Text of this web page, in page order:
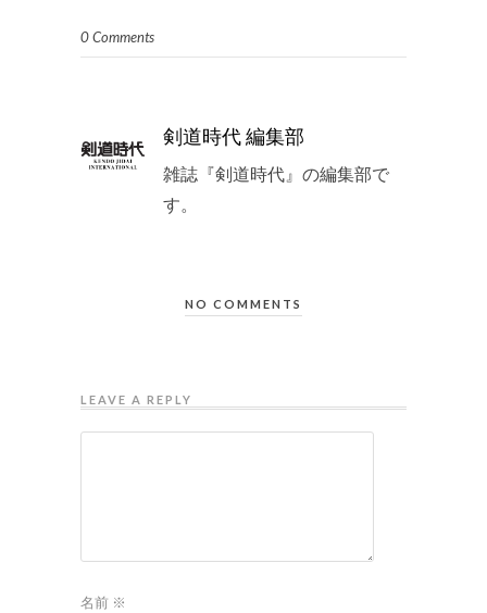
0 Comments
剣道時代 編集部
雑誌『剣道時代』の編集部で
す。
NO COMMENTS
LEAVE A REPLY
名前 ※